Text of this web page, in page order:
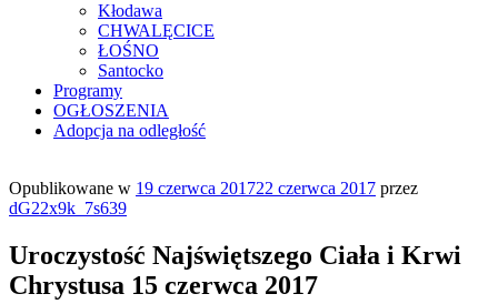
Kłodawa
CHWALĘCICE
ŁOŚNO
Santocko
Programy
OGŁOSZENIA
Adopcja na odległość
Opublikowane w 19 czerwca 201722 czerwca 2017 przez
dG22x9k_7s639
Uroczystość Najświętszego Ciała i Krwi
Chrystusa 15 czerwca 2017